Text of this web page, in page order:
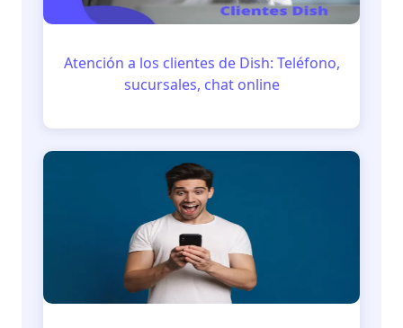
Atención a los clientes de Dish: Teléfono,
sucursales, chat online